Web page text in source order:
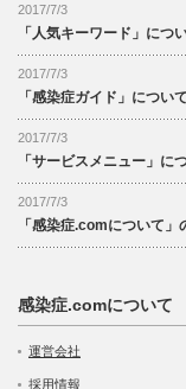
2017/7/3
「人気キーワード」につ
2017/7/3
「感染症ガイド」につい
2017/7/3
「サービスメニュー」に
2017/7/3
「感染症.comについて」
感染症.comについて
運営会社
採用情報